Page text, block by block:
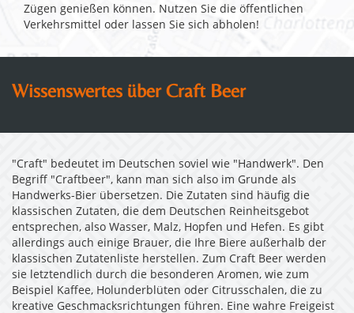
Zügen genießen können. Nutzen Sie die öffentlichen
Verkehrsmittel oder lassen Sie sich abholen!
Wissenswertes über Craft Beer
"Craft" bedeutet im Deutschen soviel wie "Handwerk". Den
Begriff "Craftbeer", kann man sich also im Grunde als
Handwerks-Bier übersetzen. Die Zutaten sind häufig die
klassischen Zutaten, die dem Deutschen Reinheitsgebot
entsprechen, also Wasser, Malz, Hopfen und Hefen. Es gibt
allerdings auch einige Brauer, die Ihre Biere außerhalb der
klassischen Zutatenliste herstellen. Zum Craft Beer werden
sie letztendlich durch die besonderen Aromen, wie zum
Beispiel Kaffee, Holunderblüten oder Citrusschalen, die zu
kreative Geschmacksrichtungen führen. Eine wahre Freigeist